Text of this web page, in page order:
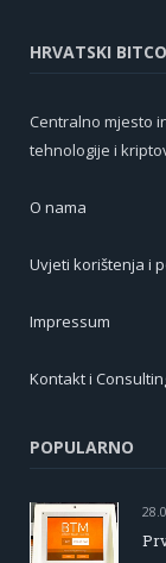
HRVATSKI
Centralno mjesto
tehnologije i
O nama
Uvjeti korištenja i
Impressum
Kontakt i
POPULARNO